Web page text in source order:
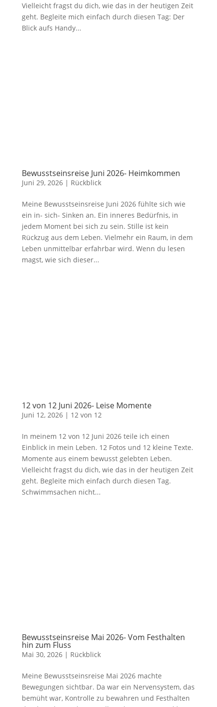
Vielleicht fragst du dich, wie das in der heutigen Zeit
geht. Begleite mich einfach durch diesen Tag: Der
Blick aufs Handy...
Bewusstseinsreise Juni 2026- Heimkommen
Juni 29, 2026| Rückblick
Meine Bewusstseinsreise Juni 2026 fühlte sich wie
ein in- sich- Sinken an. Ein inneres Bedürfnis, in
jedem Moment bei sich zu sein. Stille ist kein
Rückzug aus dem Leben. Vielmehr ein Raum, in dem
Leben unmittelbar erfahrbar wird. Wenn du lesen
magst, wie sich dieser...
12 von 12 Juni 2026- Leise Momente
Juni 12, 2026| 12 von 12
In meinem 12 von 12 Juni 2026 teile ich einen
Einblick in mein Leben. 12 Fotos und 12 kleine Texte.
Momente aus einem bewusst gelebten Leben.
Vielleicht fragst du dich, wie das in der heutigen Zeit
geht. Begleite mich einfach durch diesen Tag.
Schwimmsachen nicht...
Bewusstseinsreise Mai 2026- Vom Festhalten
hin zum Fluss
Mai 30, 2026| Rückblick
Meine Bewusstseinsreise Mai 2026 machte
Bewegungen sichtbar. Da war ein Nervensystem, das
bemüht war, Kontrolle zu bewahren und Festhalten